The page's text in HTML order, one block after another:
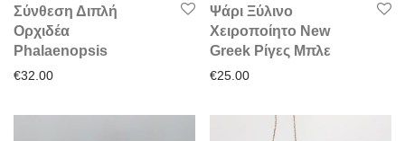
Σύνθεση Διπλή
Ορχιδέα
Phalaenopsis
€32.00
Ψάρι Ξύλινο
Χειροποίητο New
Greek Ρίγες Μπλε
€25.00